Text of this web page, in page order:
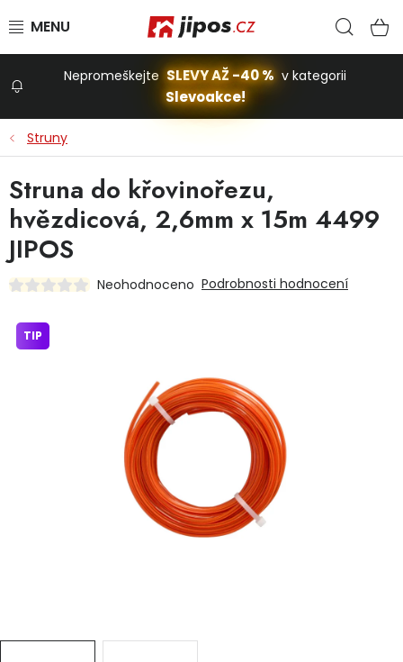
Stavba a dům
Dílna
Dětská hřiště
Autodoplňky
Nepromeškejte SLEVY AŽ -40 % v kategorii
Slevoakce!
Struny
Struna do křovinořezu,
hvězdicová, 2,6mm x 15m 4499
JIPOS
Neohodnoceno Podrobnosti hodnocení
TIP